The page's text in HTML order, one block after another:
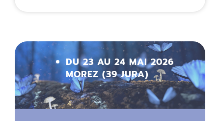
DU 23 AU 24 MAI 2026
MOREZ (39 JURA)